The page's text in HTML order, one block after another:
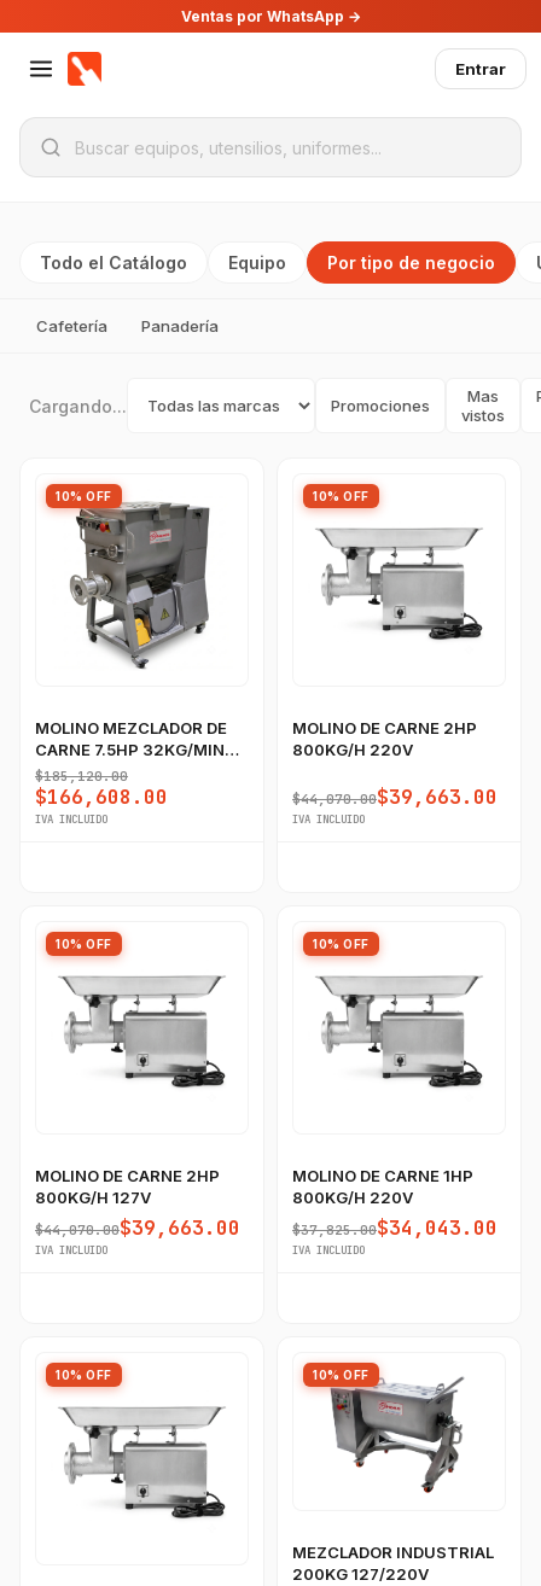
Ventas por WhatsApp →
Entrar
Todo el Catálogo Equipo Por tipo de negocio
Cafetería Panadería
Cargando... Promociones
Mas
vistos
10% OFF
MOLINO MEZCLADOR DE
CARNE 7.5HP 32KG/MIN
220V
$185,120.00
$166,608.00
IVA INCLUIDO
10% OFF
MOLINO DE CARNE 2HP
800KG/H 220V
$44,070.00$39,663.00
IVA INCLUIDO
10% OFF
MOLINO DE CARNE 2HP
800KG/H 127V
$44,070.00$39,663.00
IVA INCLUIDO
10% OFF
MOLINO DE CARNE 1HP
800KG/H 220V
$37,825.00$34,043.00
IVA INCLUIDO
10% OFF 10% OFF
MEZCLADOR INDUSTRIAL
200KG 127/220V